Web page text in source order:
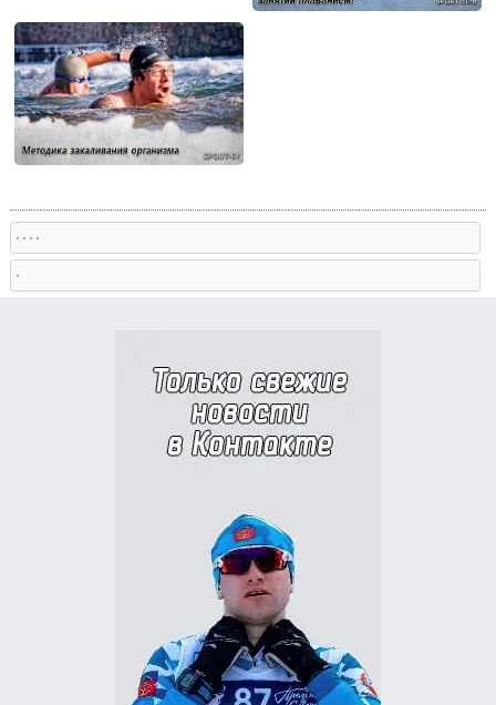
, , , ,
,